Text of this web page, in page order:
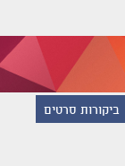
ביקורות סרטים